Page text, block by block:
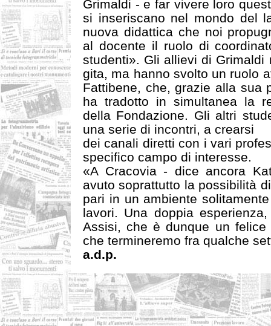
Grimaldi - e far vivere loro
si inseriscano nel mondo del
nuova didattica che noi
al docente il ruolo di
studenti». Gli allievi di Grimaldi
gita, ma hanno svolto un ruolo
Fattibene, che, grazie alla sua
ha tradotto in simultanea la
della Fondazione. Gli altri
una serie di incontri, a crearsi
dei canali diretti con i vari
specifico campo di interesse.
«A Cracovia - dice ancora
avuto soprattutto la possibilità
pari in un ambiente
lavori. Una doppia
Assisi, che è dunque un felice
che termineremo fra qualche
a.d.p.